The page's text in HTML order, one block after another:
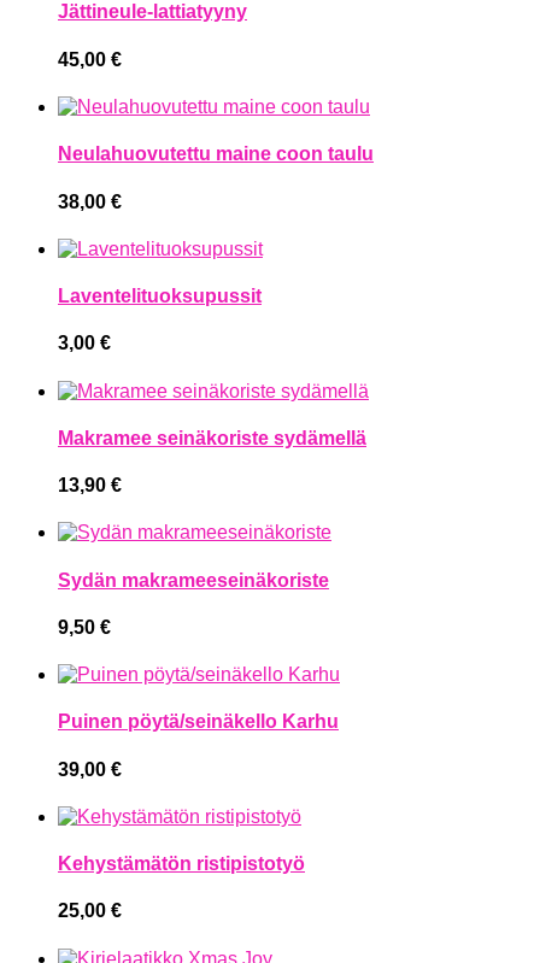
Jättineule-lattiatyyny
45,00 €
Neulahuovutettu maine coon taulu
38,00 €
Laventelituoksupussit
3,00 €
Makramee seinäkoriste sydämellä
13,90 €
Sydän makrameeseinäkoriste
9,50 €
Puinen pöytä/seinäkello Karhu
39,00 €
Kehystämätön ristipistotyö
25,00 €